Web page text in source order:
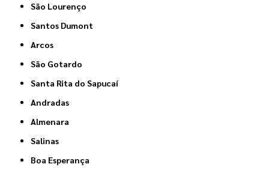
São Lourenço
Santos Dumont
Arcos
São Gotardo
Santa Rita do Sapucaí
Andradas
Almenara
Salinas
Boa Esperança